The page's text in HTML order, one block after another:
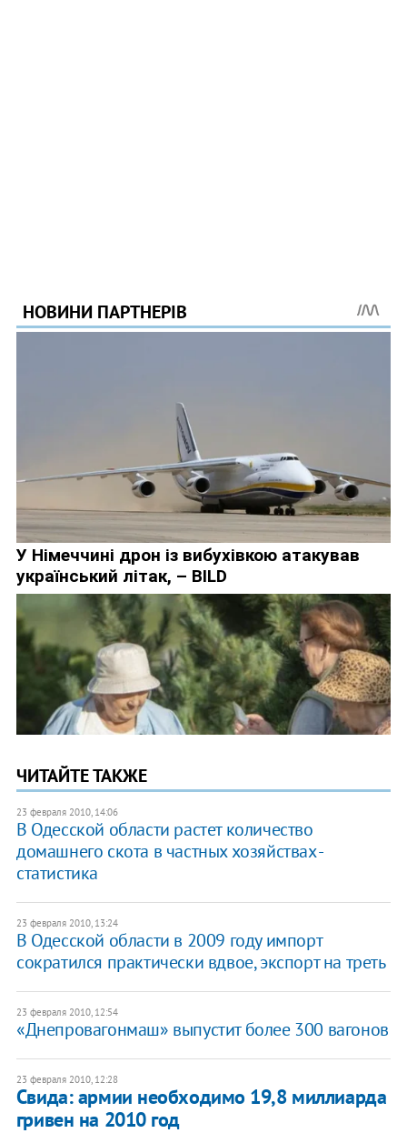
ЧИТАЙТЕ ТАКЖЕ
23 февраля 2010, 14:06
В Одесской области растет количество
домашнего скота в частных хозяйствах -
статистика
23 февраля 2010, 13:24
В Одесской области в 2009 году импорт
сократился практически вдвое, экспорт на треть
23 февраля 2010, 12:54
«Днепровагонмаш» выпустит более 300 вагонов
23 февраля 2010, 12:28
Свида: армии необходимо 19,8 миллиарда
гривен на 2010 год